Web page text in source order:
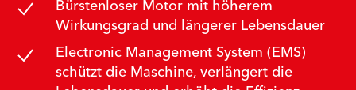
Bürstenloser Motor mit höherem
Wirkungsgrad und längerer Lebensdauer
Electronic Management System (EMS)
schützt die Maschine, verlängert die